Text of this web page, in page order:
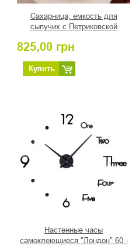
Сахарница, емкость для
сыпучих с Петриковской
825,00 грн
Купить
Настенные часы
самоклеющиеся "Лондон" 60 -